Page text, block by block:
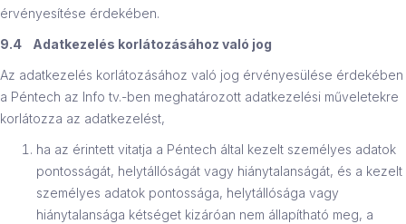
érvényesítése érdekében.
9.4 Adatkezelés korlátozásához való jog
Az adatkezelés korlátozásához való jog érvényesülése érdekében
a Péntech az Info tv.-ben meghatározott adatkezelési műveletekre
korlátozza az adatkezelést,
ha az érintett vitatja a Péntech által kezelt személyes adatok
pontosságát, helytállóságát vagy hiánytalanságát, és a kezelt
személyes adatok pontossága, helytállósága vagy
hiánytalansága kétséget kizáróan nem állapítható meg, a